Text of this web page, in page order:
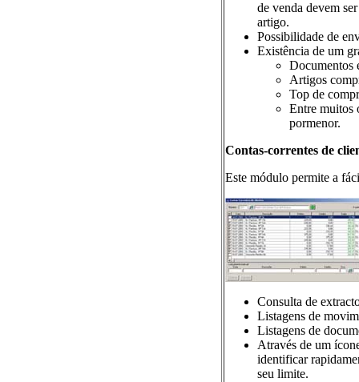
de venda devem
artigo.
Possibilidade de
Existência de um
Documentos
Artigos
Top de
Entre muitos
pormenor.
Contas-correntes de
Este módulo permite a
Consulta de
Listagens de
Listagens de
Através de um
identificar
seu limite.